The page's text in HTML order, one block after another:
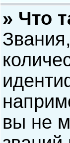
» Что
вы не